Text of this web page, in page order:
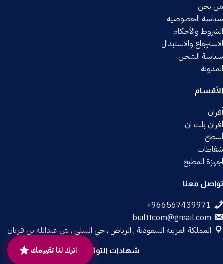
من نحن
سياسة الخصوصيه
الشروط والأحكام
الاسترجاع والاستبدال
سياسة الشحن
المدونة
الأقسام
أفران
أفران بلت ان
أسطح
شفاطات
اجهزة المطبخ
تواصل معنا
builttcom@gmail.com
المملكة العربية السعودية , الرياض , حي السلي , ش عبدالله بن فريان
شهادات التوثيق اترك لنا تقييمك